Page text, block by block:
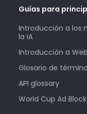
Guías para
Introducción a los
la IA
Introducción a
Glosario de
API glossary
World Cup Ad